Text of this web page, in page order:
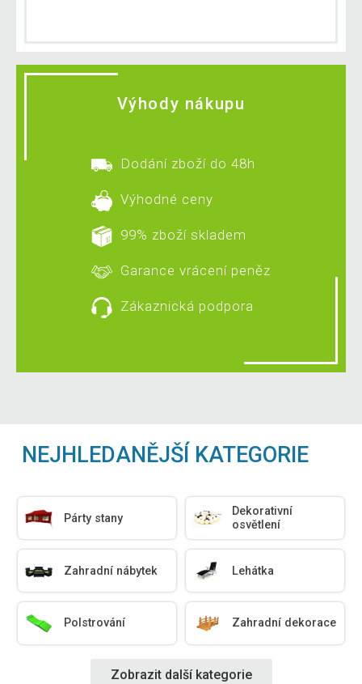
Výhody nákupu
Dodání zboží do 48h
Výhodné ceny
99% zboží skladem
Garance vrácení peněz
Zákaznická podpora
NEJHLEDANĚJŠÍ KATEGORIE
Párty stany
Dekorativní
osvětlení
Zahradní nábytek Lehátka
Polstrování Zahradní dekorace
Zobrazit další kategorie